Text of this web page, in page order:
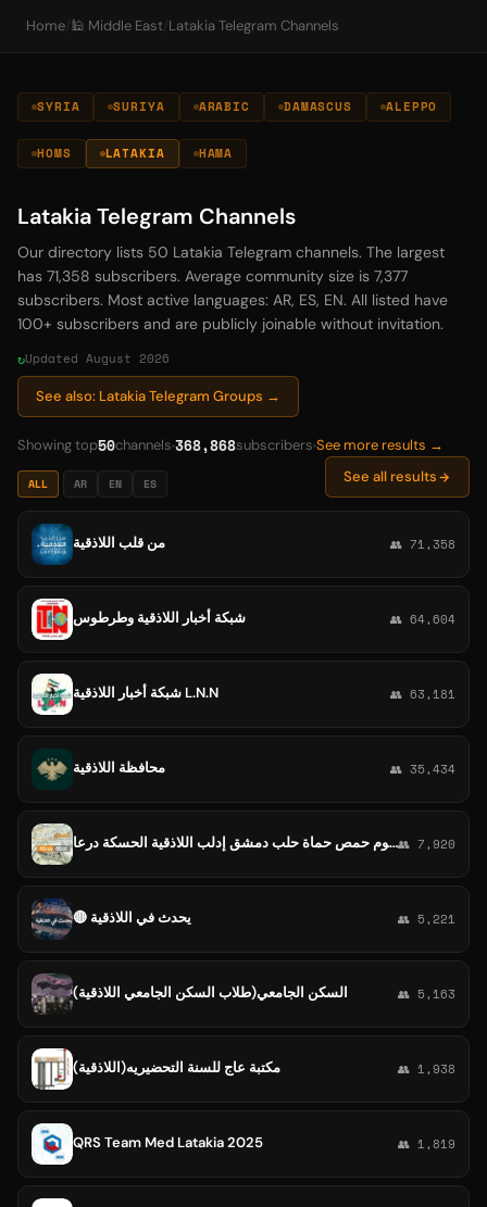
Home/ 🕌 Middle East/ Latakia Telegram Channels
SYRIA SURIYA ARABIC DAMASCUS ALEPPO
HOMS LATAKIA HAMA
Latakia Telegram Channels
Our directory lists 50 Latakia Telegram channels. The largest
has 71,358 subscribers. Average community size is 7,377
subscribers. Most active languages: AR, ES, EN. All listed have
100+ subscribers and are publicly joinable without invitation.
Updated August 2026
See also: Latakia Telegram Groups →
Showing top50channels 368,868subscribers See more results →
ALL AR EN ES See all results
من قلب اللاذقية 👥 71,358
شبكة أخبار اللاذقية وطرطوس 👥 64,604
شبكة أخبار اللاذقية L.N.N 👥 63,181
محافظة اللاذقية 👥 35,434
أسعار صرف الدولار و الذهب في سوريا سعر الدولار مقابل الليرة السورية التركية اليوم حمص حماة حلب دمشق إدلب اللاذقية الحسكة درعا👥 7,920
🔴 يحدث في اللاذقية 👥 5,221
السكن الجامعي(طلاب السكن الجامعي اللاذقية) 👥 5,163
مكتبة عاج للسنة التحضيريه(اللاذقية) 👥 1,938
QRS Team Med Latakia 2025 👥 1,819